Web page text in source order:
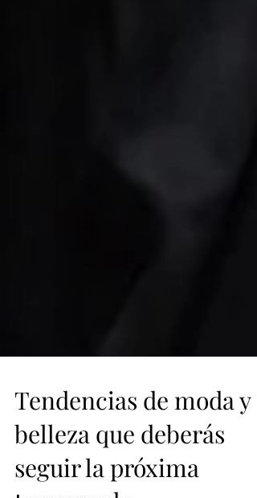
Tendencias de moda y
belleza que deberás